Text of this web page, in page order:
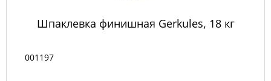
Шпаклевка финишная Gerkules, 18 кг
001197